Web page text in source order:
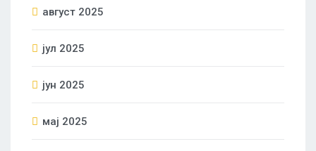
август 2025
јул 2025
јун 2025
мај 2025